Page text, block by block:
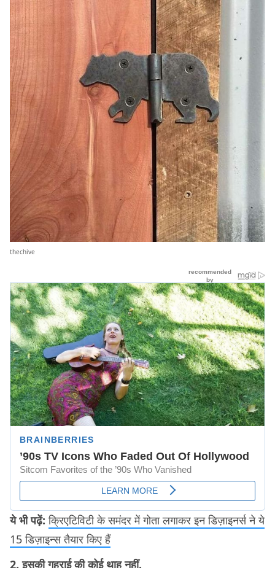
thechive
ये भी पढ़ें:क्रिएटिविटी के समंदर में गोता लगाकर इन डिज़ाइनर्स ने ये
15 डिज़ाइन्स तैयार किए हैं
2. इसकी गहराई की कोई थाह नहीं.